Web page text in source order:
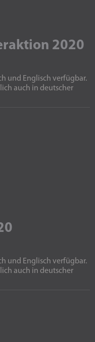
2020
und Englisch verfügbar.
auch in deutscher
und Englisch verfügbar.
auch in deutscher